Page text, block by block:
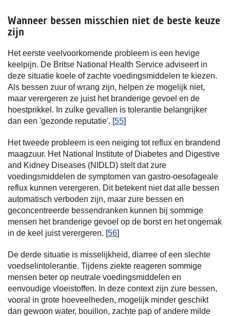
Wanneer bessen misschien niet de beste keuze
zijn
Het eerste veelvoorkomende probleem is een hevige
keelpijn. De Britse National Health Service adviseert in
deze situatie koele of zachte voedingsmiddelen te kiezen.
Als bessen zuur of wrang zijn, helpen ze mogelijk niet,
maar verergeren ze juist het branderige gevoel en de
hoestprikkel. In zulke gevallen is tolerantie belangrijker
dan een 'gezonde reputatie'. [55]
Het tweede probleem is een neiging tot reflux en brandend
maagzuur. Het National Institute of Diabetes and Digestive
and Kidney Diseases (NIDLD) stelt dat zure
voedingsmiddelen de symptomen van gastro-oesofageale
reflux kunnen verergeren. Dit betekent niet dat alle bessen
automatisch verboden zijn, maar zure bessen en
geconcentreerde bessendranken kunnen bij sommige
mensen het branderige gevoel op de borst en het ongemak
in de keel juist verergeren. [56]
De derde situatie is misselijkheid, diarree of een slechte
voedselintolerantie. Tijdens ziekte reageren sommige
mensen beter op neutrale voedingsmiddelen en
eenvoudige vloeistoffen. In deze context zijn zure bessen,
vooral in grote hoeveelheden, mogelijk minder geschikt
dan gewoon water, bouillon, zachte pap of andere milde